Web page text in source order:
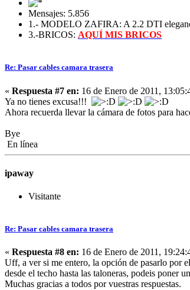
Mensajes: 5.856
1.- MODELO ZAFIRA: A 2.2 DTI
3.-BRICOS: AQUÍ MIS BRICOS
Re: Pasar cables camara trasera
« Respuesta #7 en: 16 de Enero de 2011,
Ya no tienes excusa!!!
Ahora recuerda llevar la cámara de fotos para
Bye
En línea
ipaway
Visitante
Re: Pasar cables camara trasera
« Respuesta #8 en: 16 de Enero de 2011,
Uff, a ver si me entero, la opción de pasarlo por
desde el techo hasta las taloneras, podeis poner
Muchas gracias a todos por vuestras respuestas.